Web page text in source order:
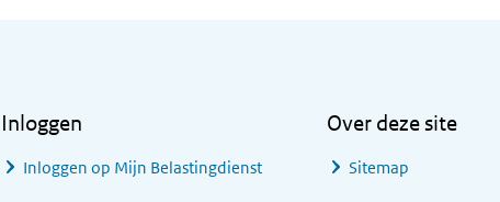
Inloggen
Inloggen op Mijn Belastingdienst
Over deze site
Sitemap